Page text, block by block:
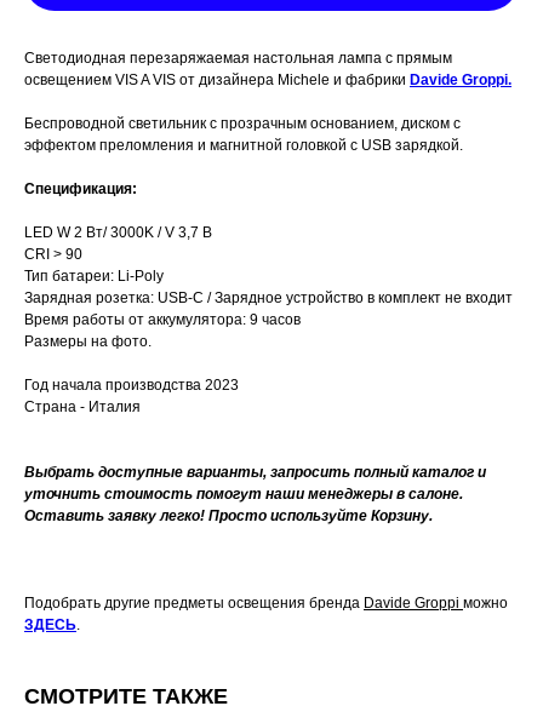
Светодиодная перезаряжаемая настольная лампа с прямым
освещением VIS A VIS от дизайнера Michele и фабрики Davide Groppi.
Беспроводной светильник с прозрачным основанием, диском с
эффектом преломления и магнитной головкой с USB зарядкой.
Спецификация:
LED W 2 Вт/ 3000K / V 3,7 В
CRI > 90
Тип батареи: Li-Poly
Зарядная розетка: USB-C / Зарядное устройство в комплект не входит
Время работы от аккумулятора: 9 часов
Размеры на фото.
Год начала производства 2023
Страна - Италия
Выбрать доступные варианты, запросить полный каталог и
уточнить стоимость помогут наши менеджеры в салоне.
Оставить заявку легко! Просто используйте Корзину.
Подобрать другие предметы освещения бренда Davide Groppi можно
ЗДЕСЬ.
СМОТРИТЕ ТАКЖЕ